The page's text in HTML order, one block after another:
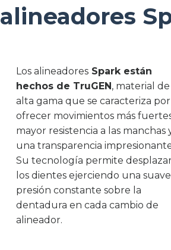
alineadores
Los alineadoresSpark están
hechos de TruGEN, material de
alta gama que se caracteriza por
ofrecer movimientos más
mayor resistencia a las manchas
una transparencia
Su tecnología permite
los dientes ejerciendo una suave
presión constante sobre la
dentadura en cada cambio de
alineador.